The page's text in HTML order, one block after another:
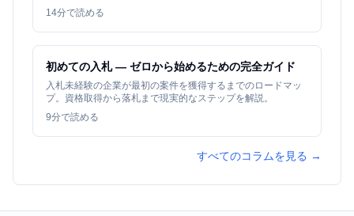
14分で読める
初めての入札 — ゼロから始めるための完全ガイド
入札未経験の企業が最初の案件を獲得するまでのロードマッ
プ。資格取得から落札まで現実的なステップを解説。
9分で読める
すべてのコラムを見る →